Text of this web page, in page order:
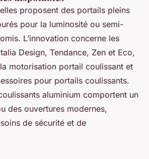
proposent des portails pleins
pour la luminosité ou semi-
L’innovation concerne les
Design, Tendance, Zen et Eco,
motorisation portail coulissant et
pour portails coulissants.
aluminium comportent un
des ouvertures modernes,
de sécurité et de